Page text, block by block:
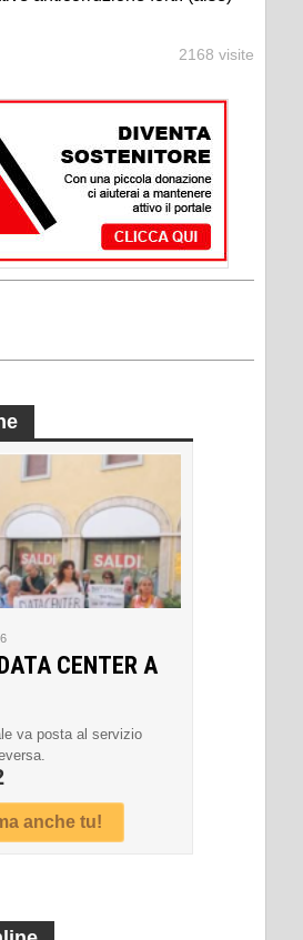
2168 visite
CENTER A
va posta al servizio
anche tu!